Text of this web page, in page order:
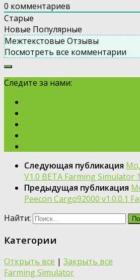
0 комментариев
Старые
Новые Популярные
Межтекстовые Отзывы
Посмотреть все комментарии
Следите за нами:
Следующая публикация
V1.0 BETA Farming Simulator
Предыдущая публикация
Peecon Cargo92000 v1.0.0.1
Найти:
Категории
Открыть все | Закрыть все
Farming Simulator